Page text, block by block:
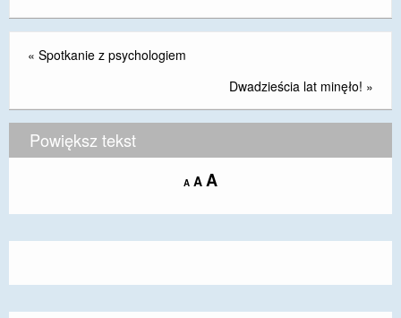
PROJEKT ,,SZKOŁY Z JAKOŚCIĄ – ROZWÓJ
KSZTAŁCENIA OGÓLNEGO NA TERENIE MIASTA
ŻORY”
mLegitymacja
« Spotkanie z psychologiem
Dwadzieścia lat minęło! »
Powiększ tekst
A Decrease
size.
A Reset
size.
AIncrease
size.